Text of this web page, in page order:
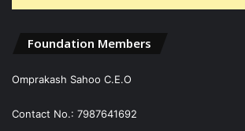
Foundation Members
Omprakash Sahoo C.E.O
Contact No.: 7987641692